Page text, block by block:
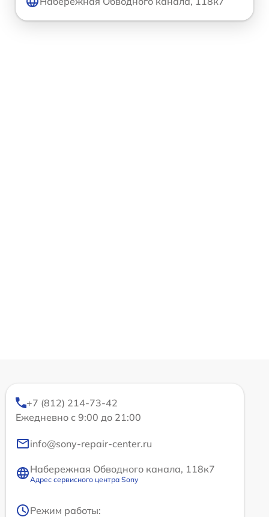
+7 (812) 214-73-42
Ежедневно с 9:00 до 21:00
info@sony-repair-center.ru
Набережная Обводного канала, 118к7
Адрес сервисного центра Sony
Режим работы: